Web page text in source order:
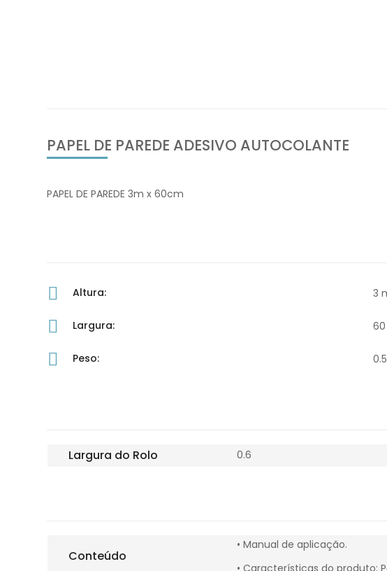
PAPEL DE PAREDE ADESIVO AUTOCOLANTE
PAPEL DE PAREDE 3m x 60cm
Altura: 3
Largura:
Peso:
Largura do Rolo 0.6
Conteúdo
• Manual de aplicação.
• Características do produto: